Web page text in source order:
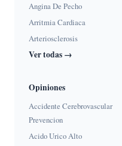
Angina De Pecho
Arritmia Cardiaca
Arteriosclerosis
Ver todas →
Opiniones
Accidente Cerebrovascular
Prevencion
Acido Urico Alto